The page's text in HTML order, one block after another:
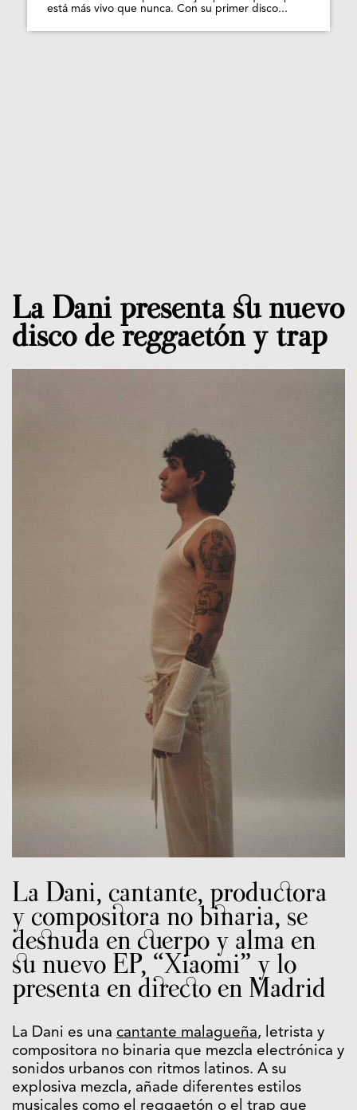
está más vivo que nunca. Con su primer disco...
La Dani presenta su nuevo
disco de reggaetón y trap
La Dani, cantante, productora
y compositora no binaria, se
desnuda en cuerpo y alma en
su nuevo EP, “Xiaomi” y lo
presenta en directo en Madrid
La Dani es una cantante malagueña, letrista y
compositora no binaria que mezcla electrónica y
sonidos urbanos con ritmos latinos. A su
explosiva mezcla, añade diferentes estilos
musicales como el reggaetón o el trap que